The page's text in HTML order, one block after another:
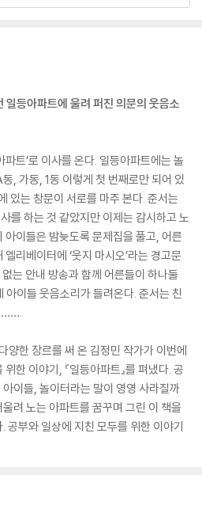
일등아파트에 울려 퍼진 의문의 웃음소
트’로 이사를 온다. 일등아파트에는 놀
, 가동, 1동 이렇게 첫 번째로만 되어 있
있는 창문이 서로를 마주 본다. 준서는
를 하는 것 같았지만 이제는 감시하고 노
아이들은 밤늦도록 문제집을 풀고, 어른
리베이터에 ‘웃지 마시오’라는 경고문
는 안내 방송과 함께 어른들이 하나둘
이들 웃음소리가 들려온다. 준서는 친
…….
양한 장르를 써 온 김정민 작가가 이번에
한 이야기, 『일등아파트』를 펴냈다. 공
이들, 놀이터라는 말이 영영 사라질까
려 노는 아파트를 꿈꾸며 그린 이 책을
공부와 일상에 지친 모두를 위한 이야기